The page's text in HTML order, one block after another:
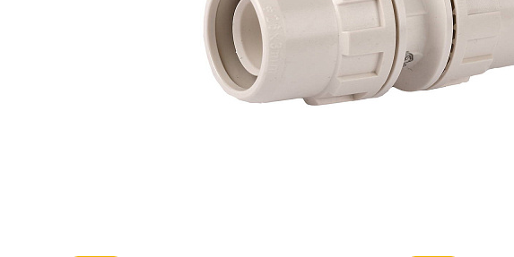
Материалы для отделки
Пиломатериалы